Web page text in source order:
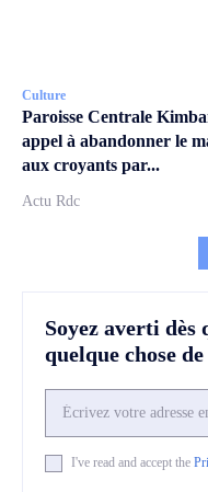
Culture
Paroisse Centrale
appel à abandonner le
aux croyants par...
Actu Rdc
Soyez averti dès
quelque chose
I've read and accept the